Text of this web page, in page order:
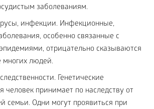
заболеваниям.
инфекции. Инфекционные,
особенно связанные с
отрицательно сказываются
многих людей.
Генетические
человек принимает по наследству от
семьи. Одни могут проявиться при